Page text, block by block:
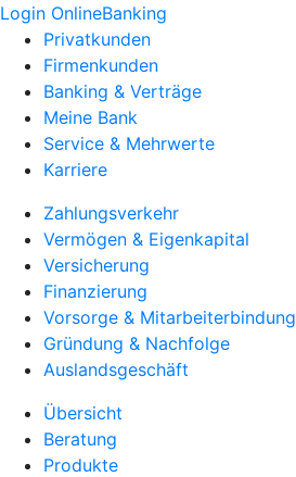
Login OnlineBanking
Privatkunden
Firmenkunden
Banking & Verträge
Meine Bank
Service & Mehrwerte
Karriere
Zahlungsverkehr
Vermögen & Eigenkapital
Versicherung
Finanzierung
Vorsorge & Mitarbeiterbindung
Gründung & Nachfolge
Auslandsgeschäft
Übersicht
Beratung
Produkte